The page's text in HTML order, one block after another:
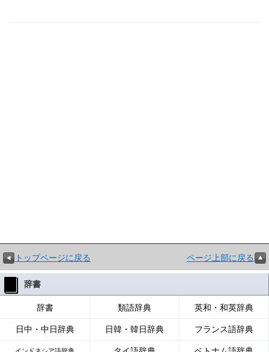
トップページに戻る ページ上部に戻る
辞書
辞書 類語辞典 英和・和英辞典
日中・中日辞典 日韓・韓日辞典 フランス語辞典